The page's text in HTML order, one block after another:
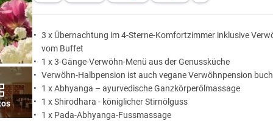
3 x Übernachtung im 4-Sterne-Komfortzimmer inklusive
vom Buffet
1 x 3-Gänge-Verwöhn-Menü aus der Genussküche
Verwöhn-Halbpension ist auch vegane Verwöhnpension
1 x Abhyanga – ayurvedische Ganzkörperölmassage
1 x Shirodhara - königlicher Stirnölguss
1 x Pada-Abhyanga-Fussmassage